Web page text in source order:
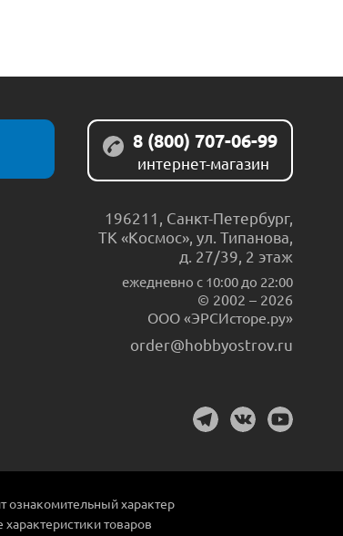
8 (800) 707-06-99
интернет-магазин
196211 Санкт-Петербург,
ТК «Космос», ул. Типанова,
д. 27/39, 2 этаж
ежедневно c 10:00 до 22:00
© 2002 – 2026
ООО «ЭРСИсторе.ру»
order@hobbyostrov.ru
ознакомительный характер
товаров